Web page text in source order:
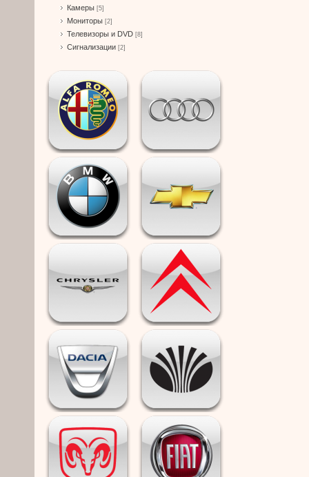
Камеры [5]
Мониторы [2]
Телевизоры и DVD [8]
Сигнализации [2]